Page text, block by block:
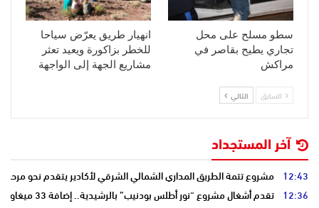
سطو مسلح على محل
تجاري يطيح بقاصر في
مراكش
انهيار طريق يعرّض سياحا
للخطر بزاكورة ويعيد تعثر
مشاريع الجهة إلى الواجهة
السابق التالي
آخر المستجداد
12:43 مشروع تتمة الطريق المداري الشمالي الشرقي لأكادير يتقدم نحو مرحلة
12:36 تقدم أشغال مشروع “نور أطلس بودنيب” بالرشيدية.. إضافة 33 ميغاوات إلى الشبكة الوطنية